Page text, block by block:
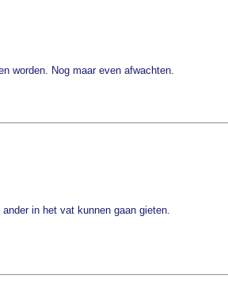
worden. Nog maar even afwachten.
in het vat kunnen gaan gieten.